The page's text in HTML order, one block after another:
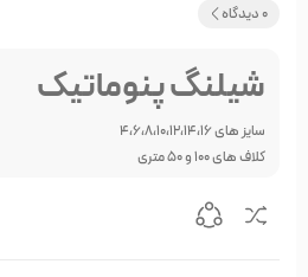
0 دیدگاه
شیلنگ پنوماتیک
سایز های 4،6،8،10،12،14،16
کلاف های 100 و 50 متری